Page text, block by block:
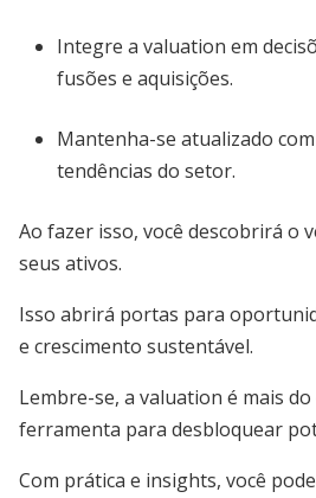
Integre a valuation em
fusões e aquisições.
Mantenha-se atualizado
tendências do setor.
Ao fazer isso, você descobrirá o
seus ativos.
Isso abrirá portas para
e crescimento sustentável.
Lembre-se, a valuation é mais
ferramenta para desbloquear
Com prática e insights, você